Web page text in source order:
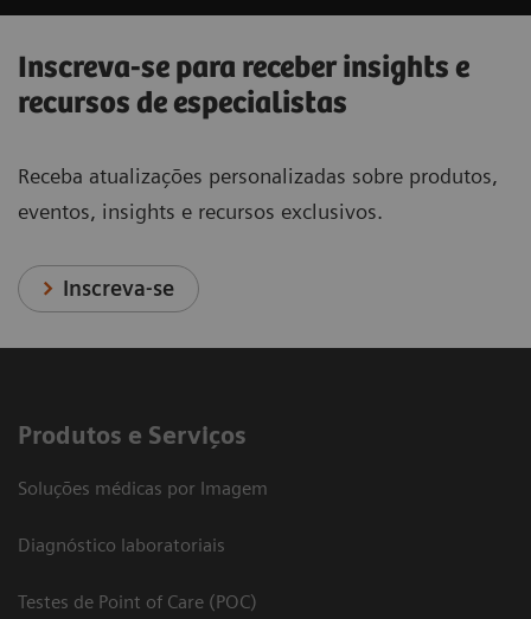
Inscreva-se para receber insights e
recursos de especialistas
Receba atualizações personalizadas sobre produtos,
eventos, insights e recursos exclusivos.
Inscreva-se
Produtos e Serviços
Soluções médicas por Imagem
Diagnóstico laboratoriais
Testes de Point of Care (POC)